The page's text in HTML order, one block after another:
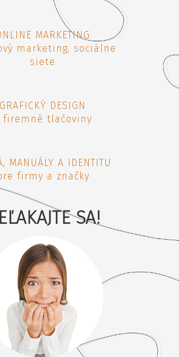
MARKETING
marketing, sociálne
siete
GRAFICKÝ DESIGN
firemné tlačoviny
MANUÁLY A IDENTITU
firmy a značky
SA!